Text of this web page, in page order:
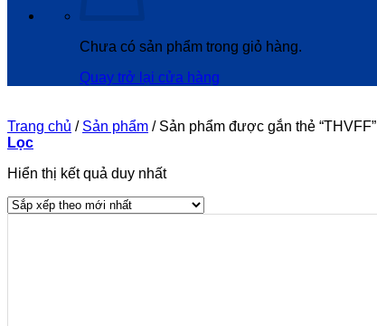
Chưa có sản phẩm trong giỏ hàng.
Quay trở lại cửa hàng
Trang chủ / Sản phẩm /Sản phẩm được gắn thẻ “THVFF”
Lọc
Hiển thị kết quả duy nhất